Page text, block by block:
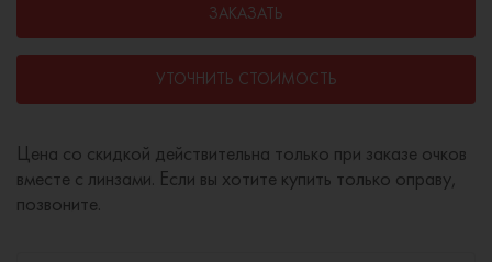
ЗАКАЗАТЬ
УТОЧНИТЬ СТОИМОСТЬ
Цена со скидкой действительна только при заказе очков
вместе с линзами. Если вы хотите купить только оправу,
позвоните.